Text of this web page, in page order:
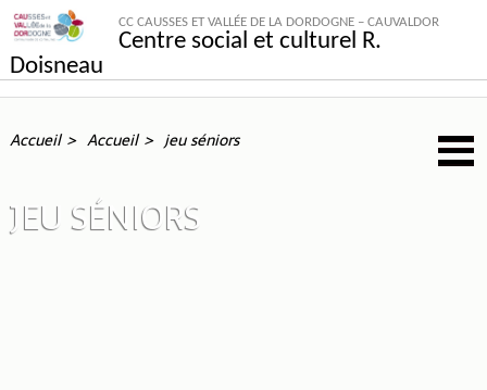
CC CAUSSES ET VALLÉE DE LA DORDOGNE – CAUVALDOR
Centre social et culturel R.
Doisneau
Accueil Accueil jeu séniors
JEU SÉNIORS